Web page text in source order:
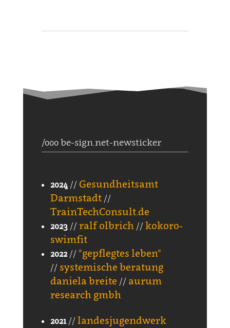
/000 be-sign.net-newsticker
2024 // Gesundheitsamt
Darmstadt//
TrainTechConsult.de
2023 // ralf olbrich// kokoro-
swimfit
2022 // "gepflegtes leben"
// systemische beratung
daniela breite // aurum
research gmbh
2021// landesjugendwerk